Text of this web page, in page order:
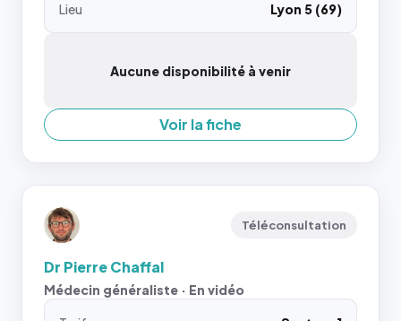
Lieu
Lyon 5 (69)
Aucune disponibilité à venir
Voir la fiche
Téléconsultation
Dr Pierre Chaffal
Médecin généraliste · En vidéo